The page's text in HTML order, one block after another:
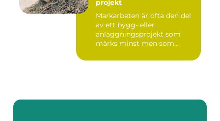
projekt
Markarbeten är ofta den del
av ett bygg- eller
anläggningsprojekt som
märks minst men som